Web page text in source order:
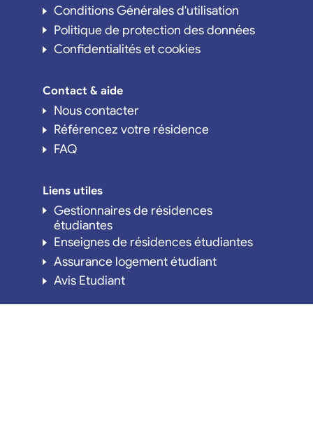
Conditions Générales d'utilisation
Politique de protection des données
Confidentialités et cookies
Contact & aide
Nous contacter
Référencez votre résidence
FAQ
Liens utiles
Gestionnaires de résidences
étudiantes
Enseignes de résidences étudiantes
Assurance logement étudiant
Avis Etudiant